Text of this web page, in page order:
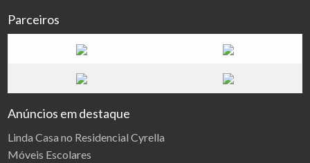
Parceiros
Anúncios em destaque
Linda Casa no Residencial Cyrella
Móveis Escolares